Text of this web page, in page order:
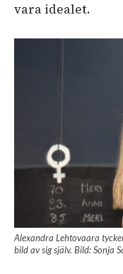
vara idealet.
Alexandra Lehtovaara
bild av sig själv. Bild: Sonja